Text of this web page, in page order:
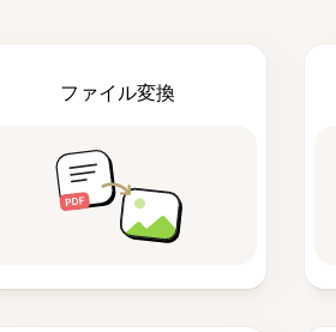
ファイル変換